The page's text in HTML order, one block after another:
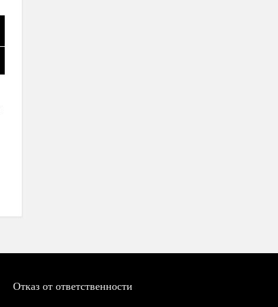
Отказ от ответственности